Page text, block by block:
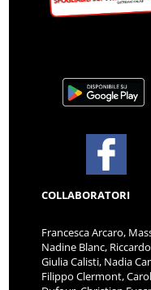
COLLABORATORI
Francesca Arcaro,
Nadine Blanc,
Giulia Calisti, Nadia
Filippo Clermont,